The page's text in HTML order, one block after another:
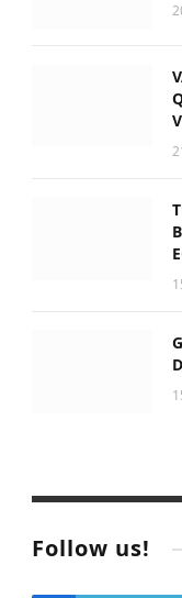
Follow us!